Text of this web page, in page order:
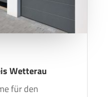
Wetterau
für den